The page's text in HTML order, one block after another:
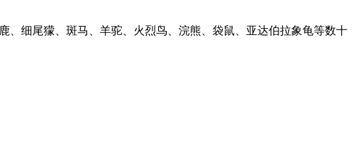
、细尾獴、斑马、羊驼、火烈鸟、浣熊、袋鼠、亚达伯拉象龟等数十